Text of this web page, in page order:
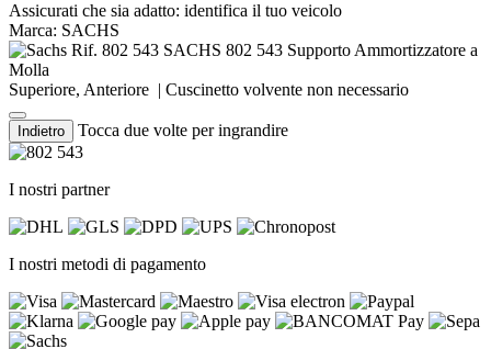
Assicurati che sia adatto: identifica il tuo veicolo
Marca: SACHS
Rif. 802 543 SACHS 802 543 Supporto Ammortizzatore a
Molla
Superiore, Anteriore | Cuscinetto volvente non necessario
Indietro Tocca due volte per ingrandire
I nostri partner
I nostri metodi di pagamento